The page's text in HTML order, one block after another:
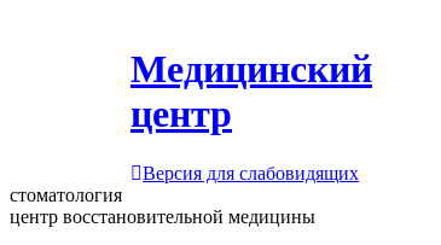
Медицинский
центр
Версия для слабовидящих
стоматология
центр восстановительной медицины